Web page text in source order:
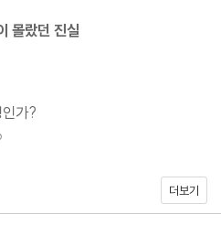
, 이번 책은 그 철학을 토대로 ‘산만
로 영역을 확장했다. 훈육과 감정
-보상 체계-각성 관리’라는 ADHD
해부한다. 즉, “왜 아이가 집중하
하면 몰입하게 만들 수 있는가”에
많은 사례를 토대로, 숙제·정리·등
몰랐던 진실
가?
더보기